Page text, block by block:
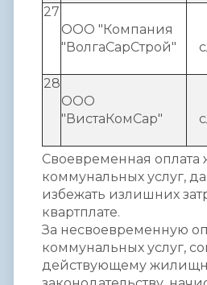
27
ООО "Компания
"ВолгаСарСтрой"
28
ООО
"ВистаКомСар"
Своевременная
коммунальных услуг,
избежать излишних
квартплате.
За несвоевременную
коммунальных услуг,
действующему